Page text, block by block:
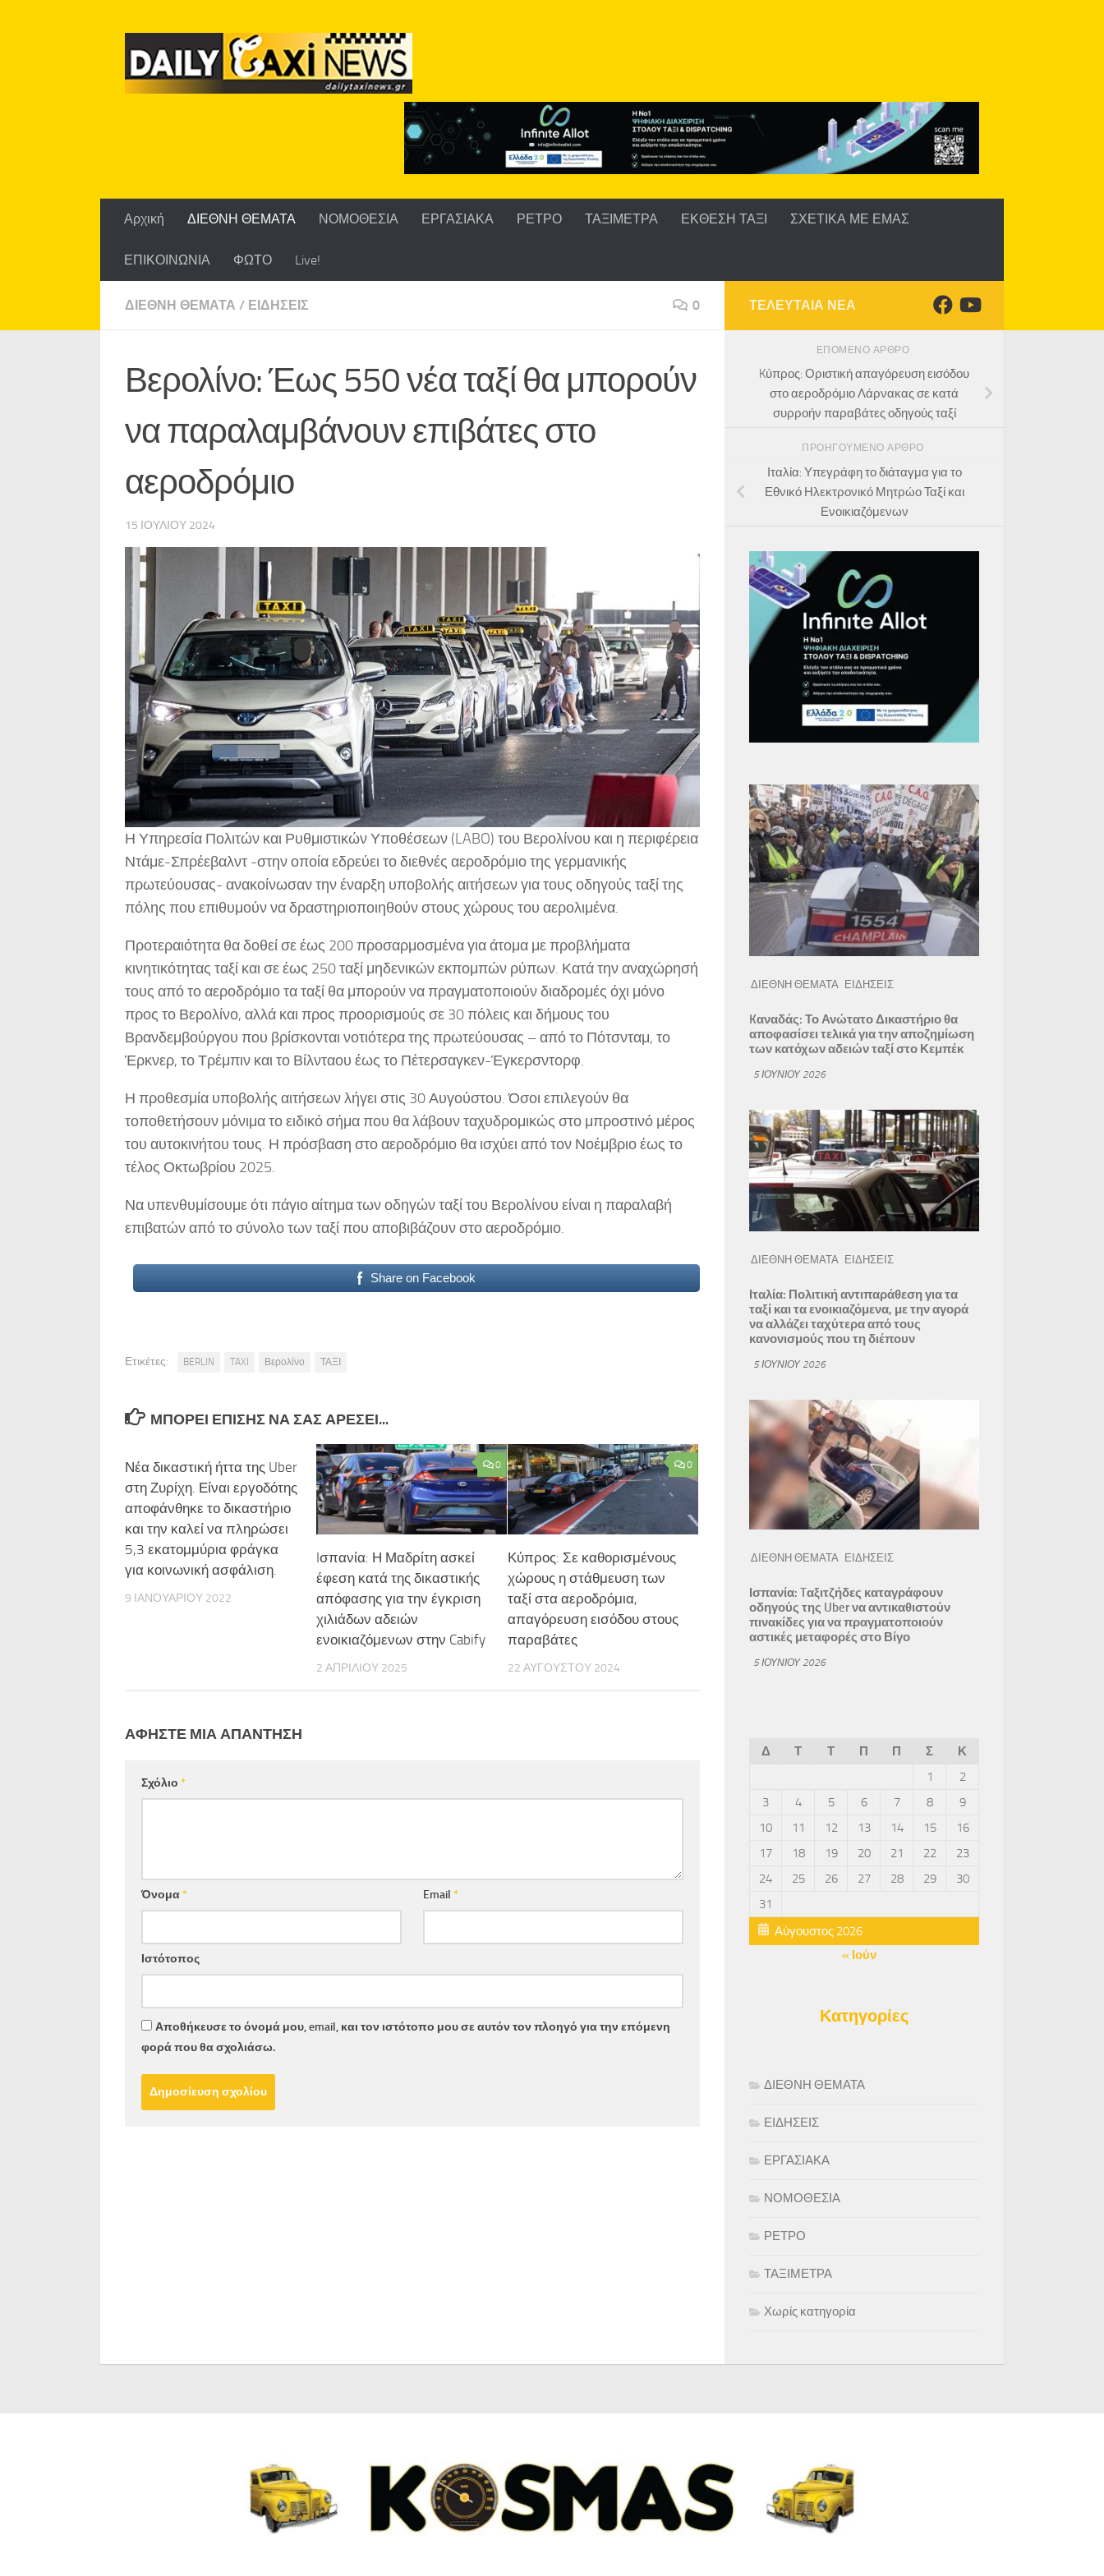
Αρχική ΔΙΕΘΝΗ ΘΕΜΑΤΑ ΝΟΜΟΘΕΣΙΑ ΕΡΓΑΣΙΑΚΑ ΡΕΤΡΟ ΤΑΞΙΜΕΤΡΑ ΕΚΘΕΣΗ ΤΑΞΙ ΣΧΕΤΙΚΑ ΜΕ ΕΜΑΣ
ΕΠΙΚΟΙΝΩΝΙΑ ΦΩΤΟ Live!
ΔΙΕΘΝΗ ΘΕΜΑΤΑ / ΕΙΔΗΣΕΙΣ 0
Βερολίνο: Έως 550 νέα ταξί θα μπορούν
να παραλαμβάνουν επιβάτες στο
αεροδρόμιο
15 ΙΟΥΛΊΟΥ 2024
Η Υπηρεσία Πολιτών και Ρυθμιστικών Υποθέσεων (LABO) του Βερολίνου και η περιφέρεια
Ντάμε-Σπρέεβαλντ -στην οποία εδρεύει το διεθνές αεροδρόμιο της γερμανικής
πρωτεύουσας- ανακοίνωσαν την έναρξη υποβολής αιτήσεων για τους οδηγούς ταξί της
πόλης που επιθυμούν να δραστηριοποιηθούν στους χώρους του αερολιμένα.
Προτεραιότητα θα δοθεί σε έως 200 προσαρμοσμένα για άτομα με προβλήματα
κινητικότητας ταξί και σε έως 250 ταξί μηδενικών εκπομπών ρύπων. Κατά την αναχώρησή
τους από το αεροδρόμιο τα ταξί θα μπορούν να πραγματοποιούν διαδρομές όχι μόνο
προς το Βερολίνο, αλλά και προς προορισμούς σε 30 πόλεις και δήμους του
Βρανδεμβούργου που βρίσκονται νοτιότερα της πρωτεύουσας – από το Πότσνταμ, το
Έρκνερ, το Τρέμπιν και το Βίλνταου έως το Πέτερσαγκεν-Έγκερσντορφ.
Η προθεσμία υποβολής αιτήσεων λήγει στις 30 Αυγούστου. Όσοι επιλεγούν θα
τοποθετήσουν μόνιμα το ειδικό σήμα που θα λάβουν ταχυδρομικώς στο μπροστινό μέρος
του αυτοκινήτου τους. Η πρόσβαση στο αεροδρόμιο θα ισχύει από τον Νοέμβριο έως το
τέλος Οκτωβρίου 2025.
Να υπενθυμίσουμε ότι πάγιο αίτημα των οδηγών ταξί του Βερολίνου είναι η παραλαβή
επιβατών από το σύνολο των ταξί που αποβιβάζουν στο αεροδρόμιο.
Share on Facebook
Ετικέτες: BERLIN TAXI Βερολίνο ΤΑΞΙ
ΜΠΟΡΕΊ ΕΠΊΣΗΣ ΝΑ ΣΑΣ ΑΡΈΣΕΙ...
Νέα δικαστική ήττα της Uber
στη Ζυρίχη. Είναι εργοδότης
αποφάνθηκε το δικαστήριο
και την καλεί να πληρώσει
5,3 εκατομμύρια φράγκα
για κοινωνική ασφάλιση.
9 ΙΑΝΟΥΑΡΊΟΥ 2022
0
Iσπανία: Η Μαδρίτη ασκεί
έφεση κατά της δικαστικής
απόφασης για την έγκριση
χιλιάδων αδειών
ενοικιαζόμενων στην Cabify
2 ΑΠΡΙΛΊΟΥ 2025
0
Κύπρος: Σε καθορισμένους
χώρους η στάθμευση των
ταξί στα αεροδρόμια,
απαγόρευση εισόδου στους
παραβάτες
22 ΑΥΓΟΎΣΤΟΥ 2024
ΑΦΉΣΤΕ ΜΙΑ ΑΠΆΝΤΗΣΗ
Σχόλιο *
Όνομα* Email*
Ιστότοπος
Αποθήκευσε το όνομά μου, email, και τον ιστότοπο μου σε αυτόν τον πλοηγό για την επόμενη
φορά που θα σχολιάσω.
ΤΕΛΕΥΤΑΙΑ ΝΕΑ
ΕΠΌΜΕΝΟ ΆΡΘΡΟ
Kύπρος: Οριστική απαγόρευση εισόδου
στο αεροδρόμιο Λάρνακας σε κατά
συρροήν παραβάτες οδηγούς ταξί
ΠΡΟΗΓΟΎΜΕΝΟ ΆΡΘΡΟ
Ιταλία: Υπεγράφη το διάταγμα για το
Εθνικό Ηλεκτρονικό Μητρώο Ταξί και
Ενοικιαζόμενων
ΔΙΕΘΝΗ ΘΕΜΑΤΑ ΕΙΔΗΣΕΙΣ
Kαναδάς: Το Ανώτατο Δικαστήριο θα
αποφασίσει τελικά για την αποζημίωση
των κατόχων αδειών ταξί στο Κεμπέκ
5 ΙΟΥΝΊΟΥ 2026
ΔΙΕΘΝΗ ΘΕΜΑΤΑ ΕΙΔΗΣΕΙΣ
Ιταλία: Πολιτική αντιπαράθεση για τα
ταξί και τα ενοικιαζόμενα, με την αγορά
να αλλάζει ταχύτερα από τους
κανονισμούς που τη διέπουν
5 ΙΟΥΝΊΟΥ 2026
ΔΙΕΘΝΗ ΘΕΜΑΤΑ ΕΙΔΗΣΕΙΣ
Ισπανία: Tαξιτζήδες καταγράφουν
οδηγούς της Uber να αντικαθιστούν
πινακίδες για να πραγματοποιούν
αστικές μεταφορές στο Βίγο
5 ΙΟΥΝΊΟΥ 2026
Αύγουστος 2026
Δ Τ Τ Π Π Σ
Κ
1
2
3
4 5 6 7 8
9
10
11 12 13 14 15
16
17
18 19 20 21 22
23
24
25 26 27 28 29
30
31
« Ιούν
Κατηγορίες
ΔΙΕΘΝΗ ΘΕΜΑΤΑ
ΕΙΔΗΣΕΙΣ
ΕΡΓΑΣΙΑΚΑ
ΝΟΜΟΘΕΣΙΑ
ΡΕΤΡΟ
ΤΑΞΙΜΕΤΡΑ
Χωρίς κατηγορία